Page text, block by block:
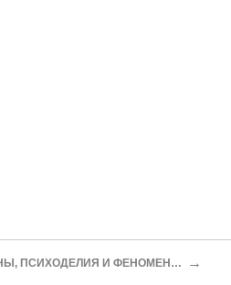
ВВЕДЕНИЕ. ГАЛЛЮЦИНОГЕНЫ, ПСИХОДЕЛИЯ И ФЕНОМЕН ЗАВИСИМОСТИ →